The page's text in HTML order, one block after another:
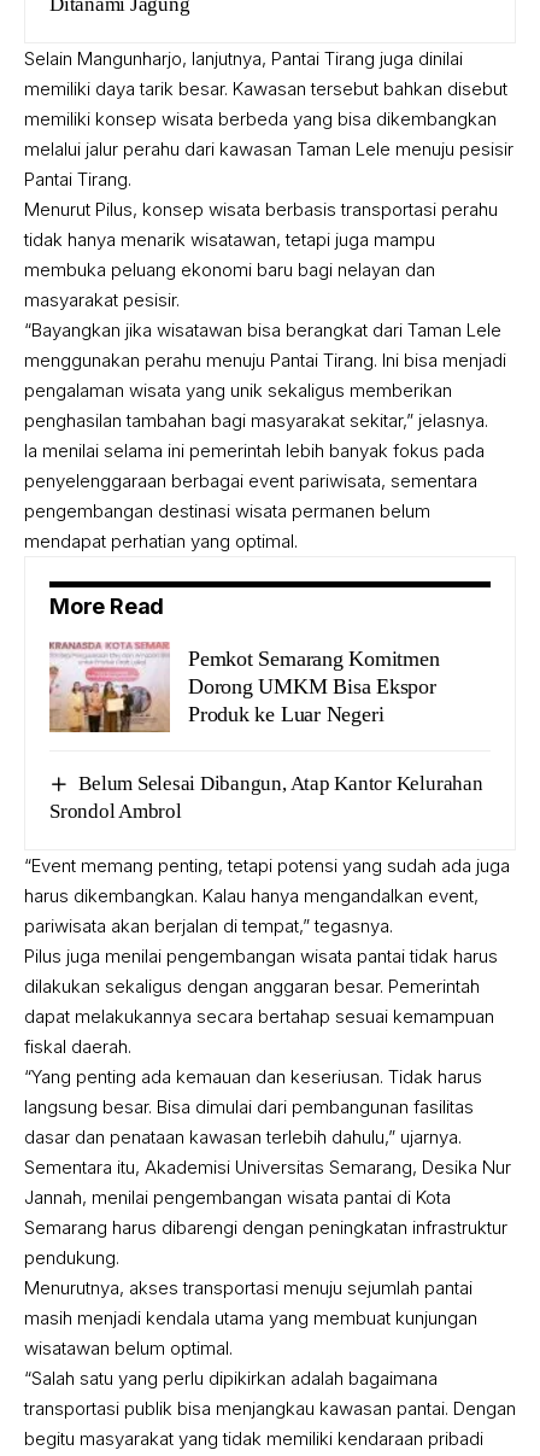
Selain Mangunharjo, lanjutnya, Pantai Tirang juga dinilai
memiliki daya tarik besar. Kawasan tersebut bahkan disebut
memiliki konsep wisata berbeda yang bisa dikembangkan
melalui jalur perahu dari kawasan Taman Lele menuju pesisir
Pantai Tirang.
Menurut Pilus, konsep wisata berbasis transportasi perahu
tidak hanya menarik wisatawan, tetapi juga mampu
membuka peluang ekonomi baru bagi nelayan dan
masyarakat pesisir.
“Bayangkan jika wisatawan bisa berangkat dari Taman Lele
menggunakan perahu menuju Pantai Tirang. Ini bisa menjadi
pengalaman wisata yang unik sekaligus memberikan
penghasilan tambahan bagi masyarakat sekitar,” jelasnya.
Ia menilai selama ini pemerintah lebih banyak fokus pada
penyelenggaraan berbagai event pariwisata, sementara
pengembangan destinasi wisata permanen belum
mendapat perhatian yang optimal.
More Read
Pemkot Semarang Komitmen
Dorong UMKM Bisa Ekspor
Produk ke Luar Negeri
Belum Selesai Dibangun, Atap Kantor Kelurahan
Srondol Ambrol
“Event memang penting, tetapi potensi yang sudah ada juga
harus dikembangkan. Kalau hanya mengandalkan event,
pariwisata akan berjalan di tempat,” tegasnya.
Pilus juga menilai pengembangan wisata pantai tidak harus
dilakukan sekaligus dengan anggaran besar. Pemerintah
dapat melakukannya secara bertahap sesuai kemampuan
fiskal daerah.
“Yang penting ada kemauan dan keseriusan. Tidak harus
langsung besar. Bisa dimulai dari pembangunan fasilitas
dasar dan penataan kawasan terlebih dahulu,” ujarnya.
Sementara itu, Akademisi Universitas Semarang, Desika Nur
Jannah, menilai pengembangan wisata pantai di Kota
Semarang harus dibarengi dengan peningkatan infrastruktur
pendukung.
Menurutnya, akses transportasi menuju sejumlah pantai
masih menjadi kendala utama yang membuat kunjungan
wisatawan belum optimal.
“Salah satu yang perlu dipikirkan adalah bagaimana
transportasi publik bisa menjangkau kawasan pantai. Dengan
begitu masyarakat yang tidak memiliki kendaraan pribadi